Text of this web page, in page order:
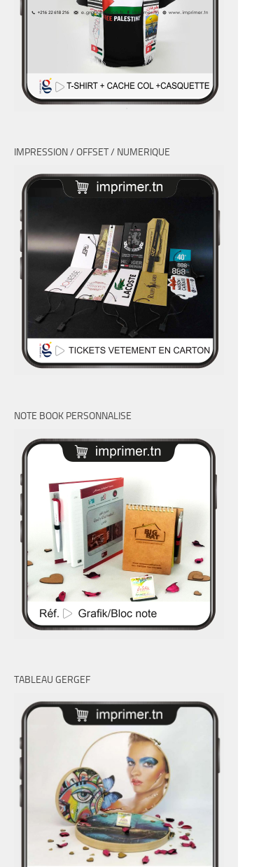
IMPRESSION / OFFSET / NUMERIQUE
NOTE BOOK PERSONNALISE
TABLEAU GERGEF